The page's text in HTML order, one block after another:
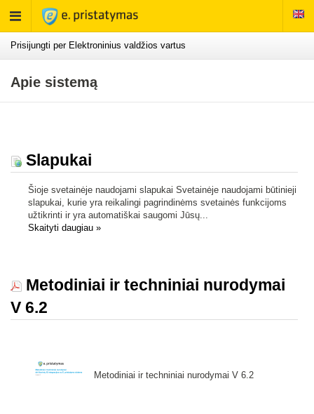
Rodyti
meniu
Prisijungti per Elektroninius valdžios vartus
Apie sistemą
Slapukai
Šioje svetainėje naudojami slapukai Svetainėje naudojami būtinieji
slapukai, kurie yra reikalingi pagrindinėms svetainės funkcijoms
užtikrinti ir yra automatiškai saugomi Jūsų...
Skaityti daugiau »
Metodiniai ir techniniai nurodymai
V 6.2
Metodiniai ir techniniai nurodymai V 6.2